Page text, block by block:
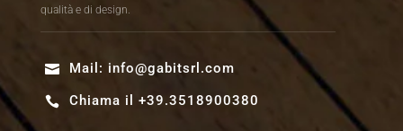
qualità e di design.
 Mail: info@gabitsrl.com
 Chiama il +39.3518900380